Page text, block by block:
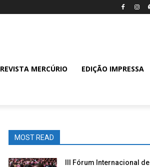
REVISTA MERCÚRIO EDIÇÃO IMPRESSA
MOST READ
III Fórum Internacional de